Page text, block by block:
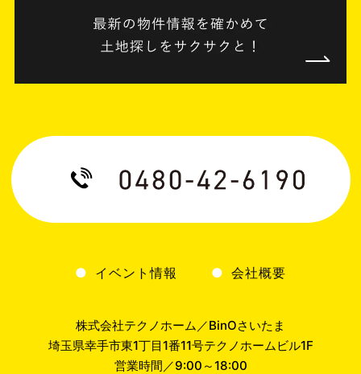
イベント情報 会社概要
株式会社テクノホーム／BinOさいたま
埼玉県幸手市東1丁目1番11号テクノホームビル1F
営業時間／9:00～18:00